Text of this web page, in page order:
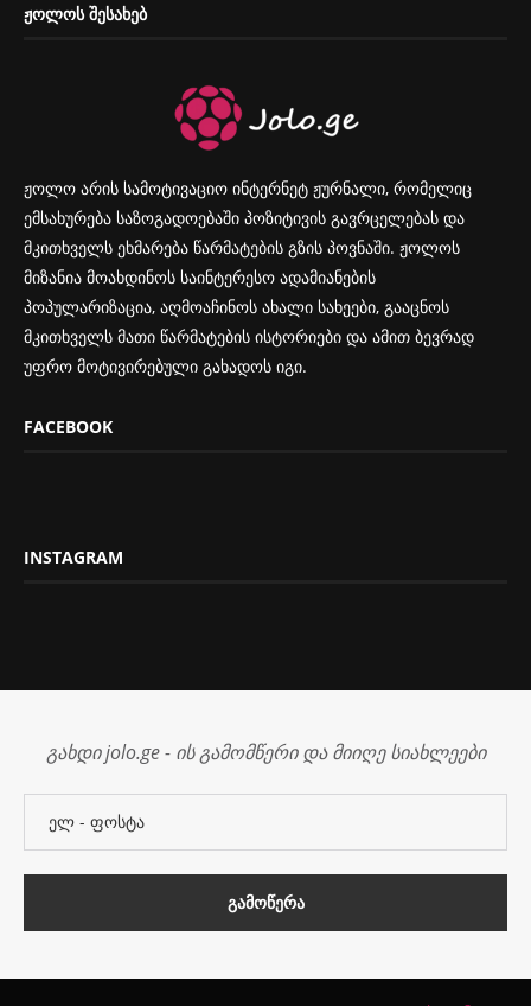
ᲟᲝᲚᲝᲡ ᲨᲔᲡᲐᲮᲔᲑ
ჟოლო არის სამოტივაციო ინტერნეტ ჟურნალი, რომელიც
ემსახურება საზოგადოებაში პოზიტივის გავრცელებას და
მკითხველს ეხმარება წარმატების გზის პოვნაში. ჟოლოს
მიზანია მოახდინოს საინტერესო ადამიანების
პოპულარიზაცია, აღმოაჩინოს ახალი სახეები, გააცნოს
მკითხველს მათი წარმატების ისტორიები და ამით ბევრად
უფრო მოტივირებული გახადოს იგი.
FACEBOOK
INSTAGRAM
გახდი jolo.ge - ის გამომწერი და მიიღე სიახლეები